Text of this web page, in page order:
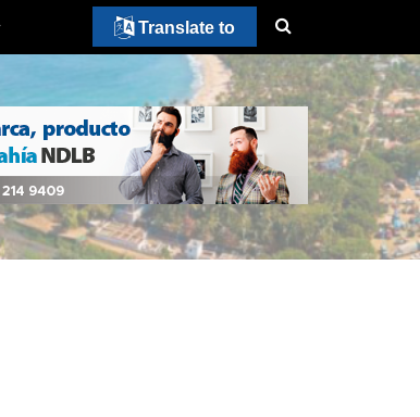
Translate to